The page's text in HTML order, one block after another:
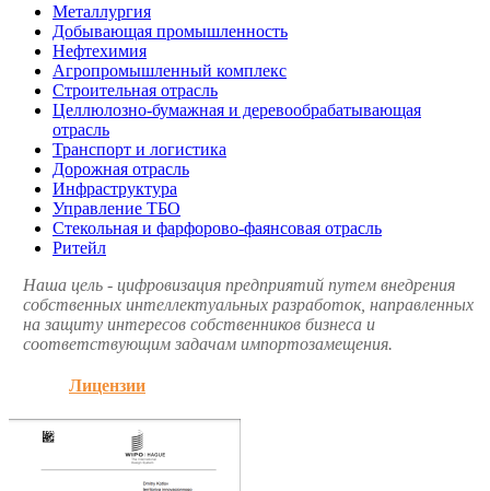
Металлургия
Добывающая промышленность
Нефтехимия
Агропромышленный комплекс
Строительная отрасль
Целлюлозно-бумажная и деревообрабатывающая
отрасль
Транспорт и логистика
Дорожная отрасль
Инфраструктура
Управление ТБО
Стекольная и фарфорово-фаянсовая отрасль
Ритейл
Наша цель - цифровизация предприятий путем внедрения
собственных интеллектуальных разработок, направленных
на защиту интересов собственников бизнеса и
соответствующим задачам импортозамещения.
Лицензии